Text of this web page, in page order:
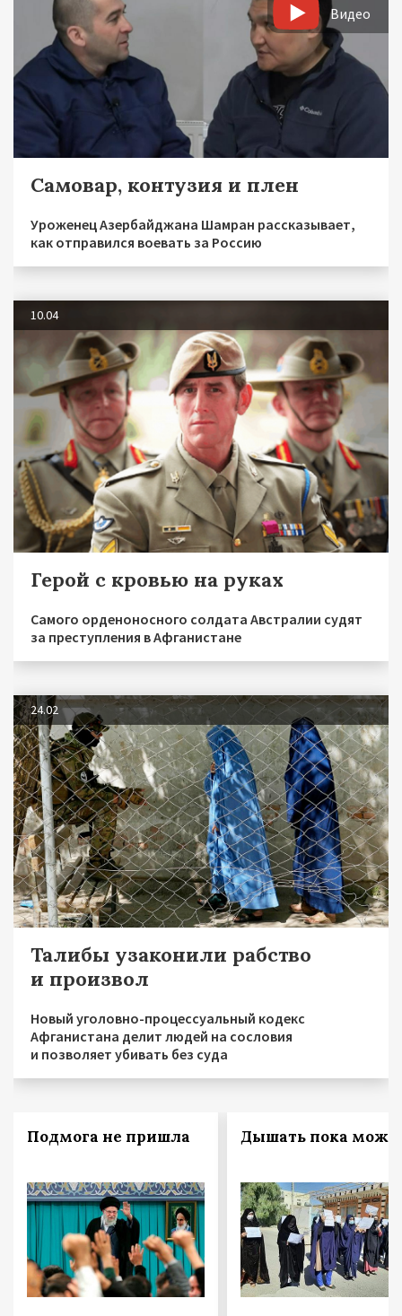
Видео
Самовар, контузия и плен
Уроженец Азербайджана Шамран рассказывает,
как отправился воевать за Россию
10.04
Герой с кровью на руках
Самого орденоносного солдата Австралии судят
за преступления в Афганистане
24.02
Талибы узаконили рабство
и произвол
Новый уголовно-процессуальный кодекс
Афганистана делит людей на сословия
и позволяет убивать без суда
Подмога не пришла Дышать пока